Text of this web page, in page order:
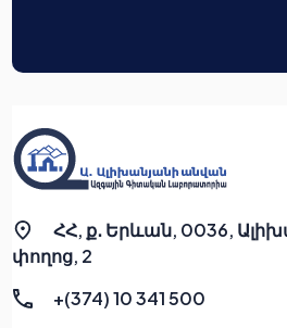
ՀՀ, ք․ Երևան, 0036,
փողոց, 2
+(374) 10 341 500